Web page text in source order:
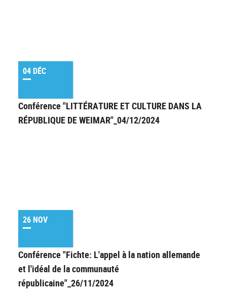
04 DÉC
Conférence "LITTÉRATURE ET CULTURE DANS LA
RÉPUBLIQUE DE WEIMAR"_04/12/2024
26 NOV
Conférence "Fichte: L'appel à la nation allemande
et l'idéal de la communauté
républicaine"_26/11/2024